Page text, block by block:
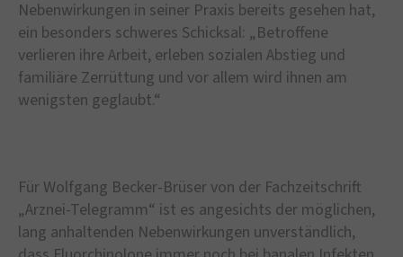
Nebenwirkungen in seiner Praxis bereits gesehen hat,
ein besonders schweres Schicksal: „Betroffene
verlieren ihre Arbeit, erleben sozialen Abstieg und
familiäre Zerrüttung und vor allem wird ihnen am
wenigsten geglaubt.“
Für Wolfgang Becker-Brüser von der Fachzeitschrift
„Arznei-Telegramm“ ist es angesichts der möglichen,
lang anhaltenden Nebenwirkungen unverständlich,